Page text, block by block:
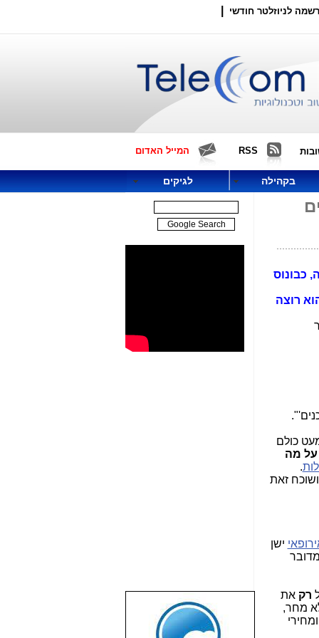
לניוזלטר חודשי
RSS המייל האדום
בקהילה לגיקים
כבונוס
רוצה
כולם
על מה
.
זאת
ישן
רקאת
מחר,
שבוע טוב לכל
הגולשים באשר
הם!!!